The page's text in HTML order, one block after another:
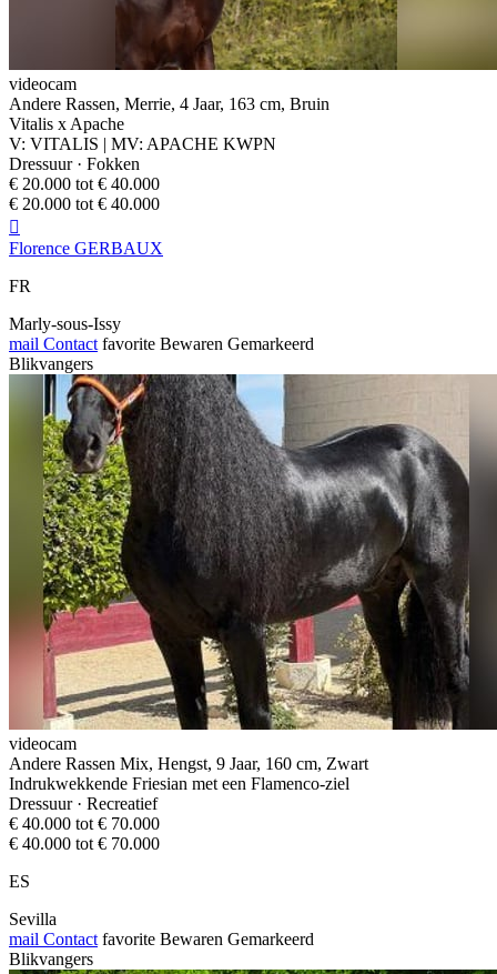
videocam
Andere Rassen, Merrie, 4 Jaar, 163 cm, Bruin
Vitalis x Apache
V: VITALIS | MV: APACHE KWPN
Dressuur · Fokken
€ 20.000 tot € 40.000
€ 20.000 tot € 40.000

Florence GERBAUX
FR
Marly-sous-Issy
mail Contact favorite Bewaren Gemarkeerd
Blikvangers
videocam
Andere Rassen Mix, Hengst, 9 Jaar, 160 cm, Zwart
Indrukwekkende Friesian met een Flamenco-ziel
Dressuur · Recreatief
€ 40.000 tot € 70.000
€ 40.000 tot € 70.000
ES
Sevilla
mail Contact favorite Bewaren Gemarkeerd
Blikvangers